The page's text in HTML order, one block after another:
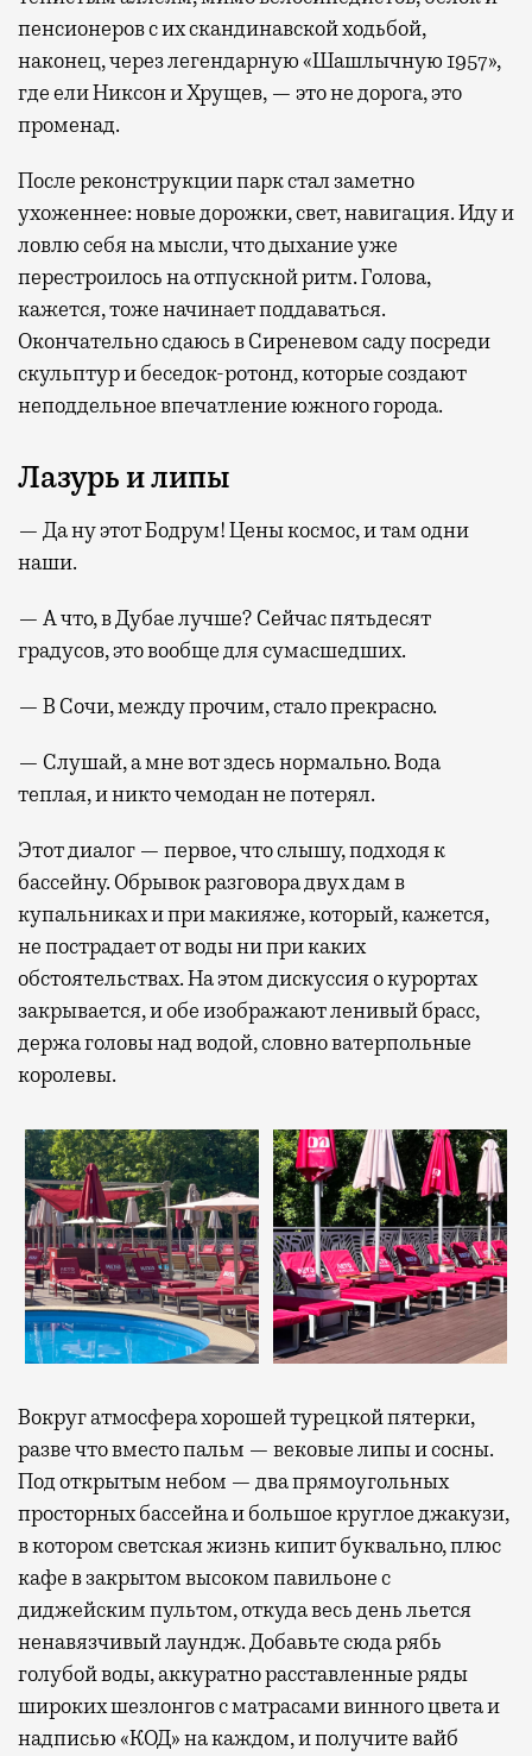
пенсионеров с их скандинавской ходьбой,
наконец, через легендарную «Шашлычную 1957»,
где ели Никсон и Хрущев, — это не дорога, это
променад.
После реконструкции парк стал заметно
ухоженнее: новые дорожки, свет, навигация. Иду и
ловлю себя на мысли, что дыхание уже
перестроилось на отпускной ритм. Голова,
кажется, тоже начинает поддаваться.
Окончательно сдаюсь в Сиреневом саду посреди
скульптур и беседок-ротонд, которые создают
неподдельное впечатление южного города.
Лазурь и липы
— Да ну этот Бодрум! Цены космос, и там одни
наши.
— А что, в Дубае лучше? Сейчас пятьдесят
градусов, это вообще для сумасшедших.
— В Сочи, между прочим, стало прекрасно.
— Слушай, а мне вот здесь нормально. Вода
теплая, и никто чемодан не потерял.
Этот диалог — первое, что слышу, подходя к
бассейну. Обрывок разговора двух дам в
купальниках и при макияже, который, кажется,
не пострадает от воды ни при каких
обстоятельствах. На этом дискуссия о курортах
закрывается, и обе изображают ленивый брасс,
держа головы над водой, словно ватерпольные
королевы.
Вокруг атмосфера хорошей турецкой пятерки,
разве что вместо пальм — вековые липы и сосны.
Под открытым небом — два прямоугольных
просторных бассейна и большое круглое джакузи,
в котором светская жизнь кипит буквально, плюс
кафе в закрытом высоком павильоне с
диджейским пультом, откуда весь день льется
ненавязчивый лаундж. Добавьте сюда рябь
голубой воды, аккуратно расставленные ряды
широких шезлонгов с матрасами винного цвета и
надписью «КОД» на каждом, и получите вайб